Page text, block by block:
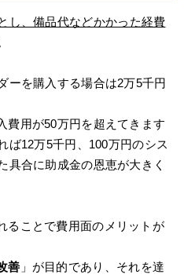
し、備品代などかかった経費
ーを購入する場合は2万5千円
費用が50万円を超えてきます
ば12万5千円、100万円のシス
具合に助成金の恩恵が大きく
ることで費用面のメリットが
善 」が目的であり、それを達